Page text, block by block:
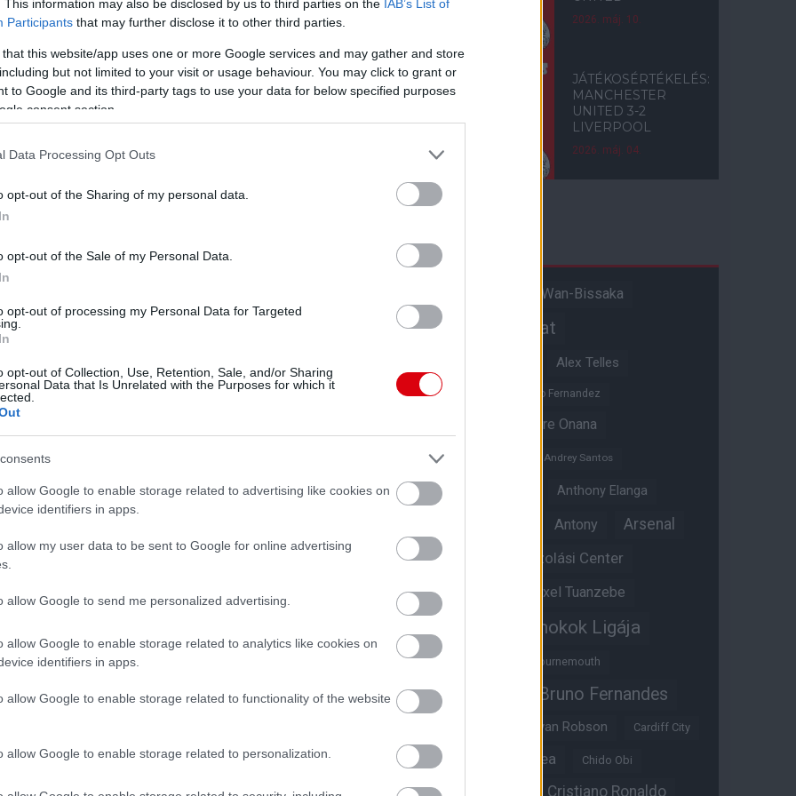
This information may also be disclosed by us to third parties on the IAB’s List of
Participants that may further disclose it to other third parties.
that this website/app uses one or more Google services and may gather and store
but not limited to your visit or usage behaviour. You may click to grant or
to Google and its third-party tags to use your data for below specified purposes
consent section.
Data Processing Opt Outs
opt-out of the Sharing of my personal data.
opt-out of the Sale of my Personal Data.
opt-out of processing my Personal Data for Targeted
opt-out of Collection, Use, Retention, Sale, and/or Sharing
Data that Is Unrelated with the Purposes for which it
allow Google to enable storage related to advertising like cookies on
identifiers in apps.
allow my user data to be sent to Google for online advertising
allow Google to send me personalized advertising.
allow Google to enable storage related to analytics like cookies on
identifiers in apps.
allow Google to enable storage related to functionality of the website
allow Google to enable storage related to personalization.
is jutott, de amikor berobban a csapatba, sokkal
hogy a nyáron gatyába rázzák.
a nagy meccseken nem megy neki, ráadásul egy
2-1-es állásnál, de 1-0-nál is akadt egy olyan
nem tette. Nem tudjuk eldönteni, hogy a Pool
volt rosszabb?!3
aktívabb is a támadásokban, ha már képességekben
kettejük csatájából.
legjobb játékosa volt és két gól is szerepelhetne a
el tőle az egyiket. A teljes szezonját megnézve talán
teljesítménye, függetlenül a mögötte álló tragikus
hogy nem ő végezte el a büntetőt.7
hátrányban lévő csapat játékára.
lehet, hogy Garnacho debütálásával sem jártunk
2026. máj. 10.
JÁTÉKOSÉRTÉKELÉS:
MANCHESTER
UNITED 3-2
LIVERPOOL
2026. máj. 04.
Aaron Wan-Bissaka
Akadémiai csapat
Alex Telles
Altay Bayindir Alvaro Fernandez
Andre Onana
Andreas Pereira
Andrey Santos
Angol válogatott Anthony Elanga
Antony Arsenal
Aston Villa Átigazolási Center
Átigazolások Axel Tuanzebe
Bajnokok Ligája
Benjamin Sesko Bournemouth
Brandon Williams Bruno Fernandes
Bryan Robson Cardiff City
Casemiro Chelsea Chido Obi
Christian Eriksen Cristiano Ronaldo